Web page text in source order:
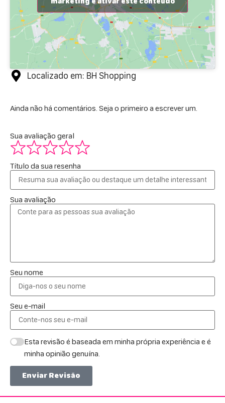
Localizado em: BH Shopping
Ainda não há comentários. Seja o primeiro a escrever um.
Sua avaliação geral
Título da sua resenha
Sua avaliação
Seu nome
Seu e-mail
Esta revisão é baseada em minha própria experiência e é
minha opinião genuína.
Enviar Revisão